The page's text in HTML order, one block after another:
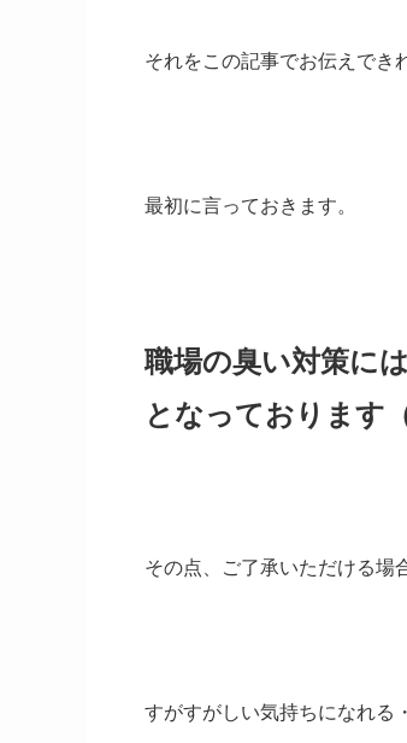
それをこの記事でお伝えでき
最初に言っておきます。
職場の臭い対策には
となっております
その点、ご了承いただける場
すがすがしい気持ちになれる